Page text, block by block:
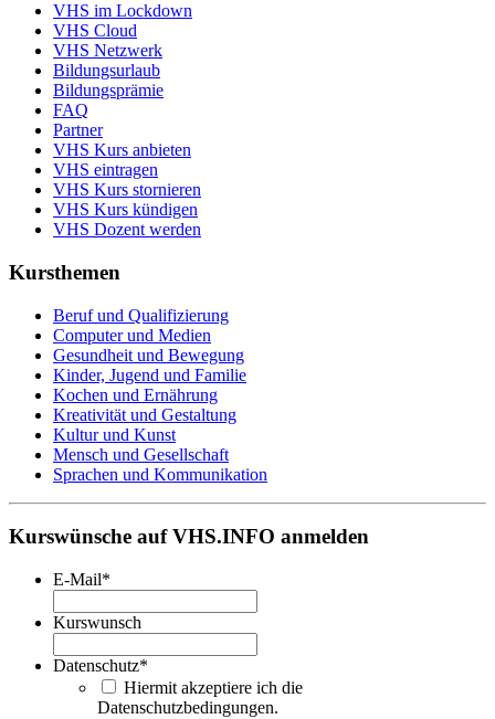
VHS im Lockdown
VHS Cloud
VHS Netzwerk
Bildungsurlaub
Bildungsprämie
FAQ
Partner
VHS Kurs anbieten
VHS eintragen
VHS Kurs stornieren
VHS Kurs kündigen
VHS Dozent werden
Kursthemen
Beruf und Qualifizierung
Computer und Medien
Gesundheit und Bewegung
Kinder, Jugend und Familie
Kochen und Ernährung
Kreativität und Gestaltung
Kultur und Kunst
Mensch und Gesellschaft
Sprachen und Kommunikation
Kurswünsche auf VHS.INFO anmelden
E-Mail*
Kurswunsch
Datenschutz*
Hiermit akzeptiere ich die
Datenschutzbedingungen.